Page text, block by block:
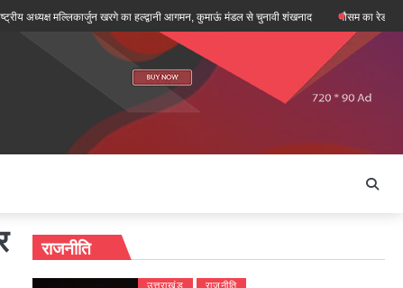
मल्लिकार्जुन खरगे का हल्द्वानी आगमन, कुमाऊं मंडल से चुनावी शंखनाद मौसम का रेडार: देहरादून,
राजनीति